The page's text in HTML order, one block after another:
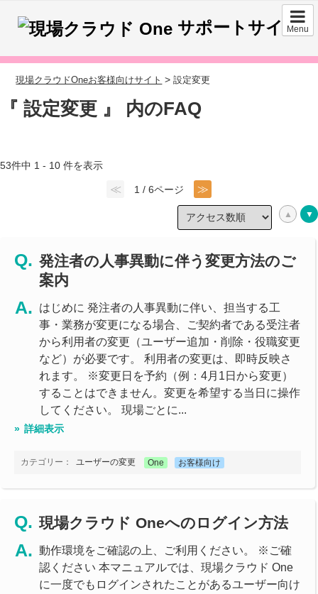
Menu
サポートサイト
現場クラウドOneお客様向けサイト >設定変更
『 設定変更 』 内のFAQ
53件中 1 - 10 件を表示
≪ 1 / 6ページ ≫
発注者の人事異動に伴う変更方法のご
案内
はじめに 発注者の人事異動に伴い、担当する工
事・業務が変更になる場合、ご契約者である受注者
から利用者の変更（ユーザー追加・削除・役職変更
など）が必要です。 利用者の変更は、即時反映さ
れます。 ※変更日を予約（例：4月1日から変更）
することはできません。変更を希望する当日に操作
してください。 現場ごとに...
詳細表示
カテゴリー： ユーザーの変更 One お客様向け
現場クラウド Oneへのログイン方法
動作環境をご確認の上、ご利用ください。 ※ご確
認ください 本マニュアルでは、現場クラウド One
に一度でもログインされたことがあるユーザー向け